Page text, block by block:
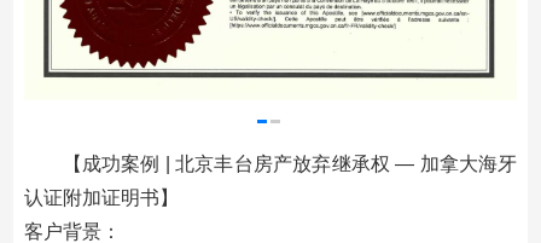
【成功案例 | 北京丰台房产放弃继承权 — 加拿大海牙
认证附加证明书】
客户背景：